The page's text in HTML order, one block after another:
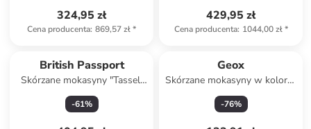
324,95 zł
Cena producenta: 869,57 zł*
429,95 zł
Cena producenta: 1044,00 zł*
British Passport
Skórzane mokasyny "Tassel"
w kolorze brązowym
-61%
Geox
Skórzane mokasyny w kolorze
białym
-76%